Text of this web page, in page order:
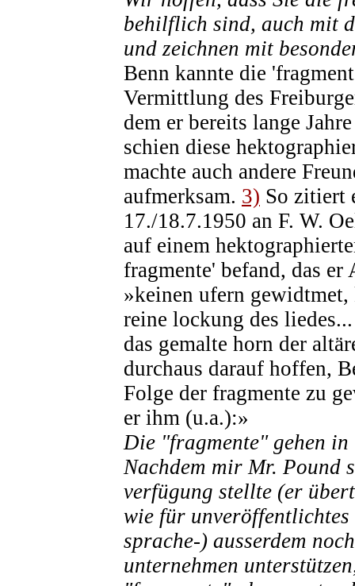
behilflich sind, auch mit
und zeichnen mit
Benn kannte die
Vermittlung des
dem er bereits lange
schien diese
machte auch andere
aufmerksam. 3) So zitiert
17./18.7.1950 an F. W.
auf einem
fragmente' befand, das
»keinen ufern
reine lockung des
das gemalte horn der
durchaus darauf hoffen,
Folge der fragmente zu
er ihm (u.a.):»
Die "fragmente" gehen
Nachdem mir Mr. Pound
verfügung stellte (er
wie für
sprache-) ausserdem
unternehmen